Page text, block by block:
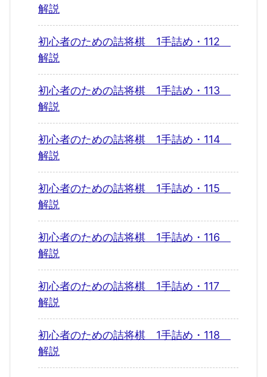
解説
初心者のための詰将棋 1手詰め・112
解説
初心者のための詰将棋 1手詰め・113
解説
初心者のための詰将棋 1手詰め・114
解説
初心者のための詰将棋 1手詰め・115
解説
初心者のための詰将棋 1手詰め・116
解説
初心者のための詰将棋 1手詰め・117
解説
初心者のための詰将棋 1手詰め・118
解説